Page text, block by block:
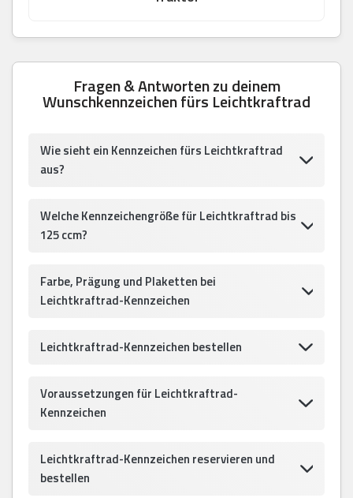
Fragen & Antworten zu deinem
Wunschkennzeichen fürs Leichtkraftrad
Wie sieht ein Kennzeichen fürs Leichtkraftrad
aus?
Welche Kennzeichengröße für Leichtkraftrad bis
125 ccm?
Farbe, Prägung und Plaketten bei
Leichtkraftrad-Kennzeichen
Leichtkraftrad-Kennzeichen bestellen
Voraussetzungen für Leichtkraftrad-
Kennzeichen
Leichtkraftrad-Kennzeichen reservieren und
bestellen